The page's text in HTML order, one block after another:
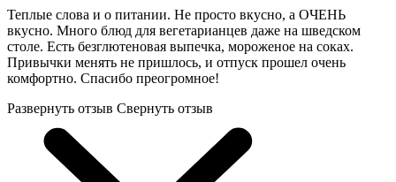
Теплые слова и о питании. Не просто вкусно, а ОЧЕНЬ
вкусно. Много блюд для вегетарианцев даже на шведском
столе. Есть безглютеновая выпечка, мороженое на соках.
Привычки менять не пришлось, и отпуск прошел очень
комфортно. Спасибо преогромное!
Развернуть отзыв Свернуть отзыв